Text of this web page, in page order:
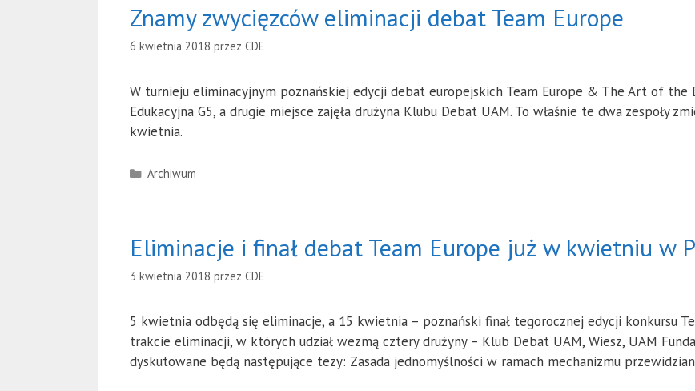
Znamy zwycięzców eliminacji debat Team Europe
6 kwietnia 2018 przez CDE
W turnieju eliminacyjnym poznańskiej edycji debat europejskich Team Europe & The Art of the
Edukacyjna G5, a drugie miejsce zajęła drużyna Klubu Debat UAM. To właśnie te dwa zespoły
kwietnia.
Kategorie
Archiwum
Eliminacje i finał debat Team Europe już w kwietniu w
3 kwietnia 2018 przez CDE
5 kwietnia odbędą się eliminacje, a 15 kwietnia – poznański finał tegorocznej edycji konkursu
trakcie eliminacji, w których udział wezmą cztery drużyny – Klub Debat UAM, Wiesz, UAM
dyskutowane będą następujące tezy: Zasada jednomyślności w ramach mechanizmu